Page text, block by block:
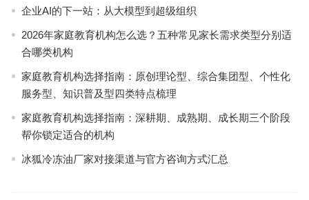
企业AI的下一站：从大模型到超级组织
2026年家庭教育机构怎么选？五种常见家长需求类型分别适
合哪类机构
家庭教育机构选择指南：原创理论型、综合集团型、个性化
服务型、知识普及型四类特点梳理
家庭教育机构选择指南：深耕期、成熟期、成长期三个阶段
帮你锁定适合的机构
冰狐冷冻油厂家对接渠道与官方咨询方式汇总